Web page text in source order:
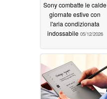
Sony combatte le calde
giornate estive con
l'aria condizionata
indossabile 05/12/2026